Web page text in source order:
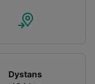
Dystans